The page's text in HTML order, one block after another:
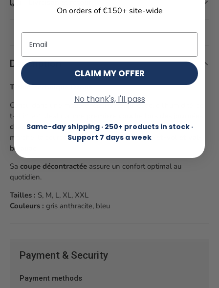
Description
T-shirt technique Ozone
Conçu dans une matière respirante qui évacue l’humidité, ce
t-shirt est idéal comme
chaudes de vol. Il convient aussi parfaitement pour la
marche, la course ou les activités demarche-et-vol et vol-
bivouac
Sa coupe décontractée assure un confort optimal au
quotidien.
Tailles : S, M, L, XL, XXL
Couleurs : gris anthracite, bleu
Payment & Security
Payment methods
On orders of €150+ site-wide
Email
CLAIM MY OFFER
No thank's, I'll pass
Same-day shipping · 250+ products in stock ·
Support 7 days a week